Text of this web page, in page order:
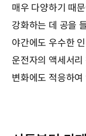
매우 다양하기 때
강화하는 데 공을
야간에도 우수한
운전자의 액세서리
변화에도 적응하